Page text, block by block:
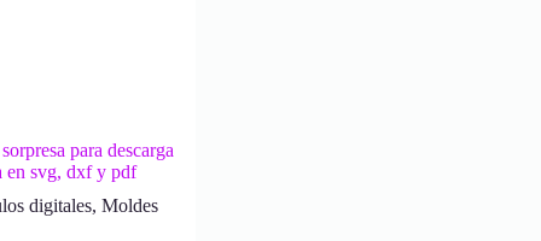
para descarga
en svg, dxf y pdf
digitales,Moldes